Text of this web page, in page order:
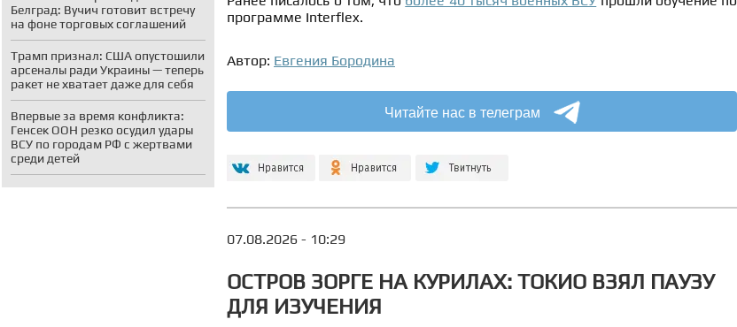
Белград: Вучич готовит встречу
на фоне торговых соглашений
Трамп признал: США опустошили
арсеналы ради Украины — теперь
ракет не хватает даже для себя
Впервые за время конфликта:
Генсек ООН резко осудил удары
ВСУ по городам РФ с жертвами
среди детей
программе Interflex.
Автор: Евгения Бородина
Читайте нас в телеграм
07.08.2026 - 10:29
ОСТРОВ ЗОРГЕ НА КУРИЛАХ: ТОКИО ВЗЯЛ ПАУЗУ
ДЛЯ ИЗУЧЕНИЯ